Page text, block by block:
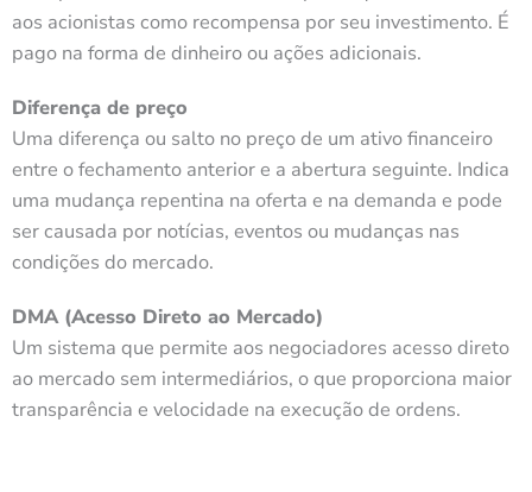
aos acionistas como recompensa por seu investimento. É
pago na forma de dinheiro ou ações adicionais.
Diferença de preço
Uma diferença ou salto no preço de um ativo financeiro
entre o fechamento anterior e a abertura seguinte. Indica
uma mudança repentina na oferta e na demanda e pode
ser causada por notícias, eventos ou mudanças nas
condições do mercado.
DMA (Acesso Direto ao Mercado)
Um sistema que permite aos negociadores acesso direto
ao mercado sem intermediários, o que proporciona maior
transparência e velocidade na execução de ordens.